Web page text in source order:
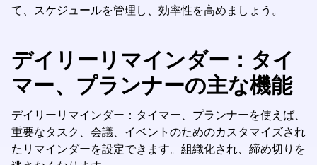
て、スケジュールを管理し、効率性を高めましょう。
デイリーリマインダー：タイ
マー、プランナーの主な機能
デイリーリマインダー：タイマー、プランナーを使えば、
重要なタスク、会議、イベントのためのカスタマイズされ
たリマインダーを設定できます。組織化され、締め切りを